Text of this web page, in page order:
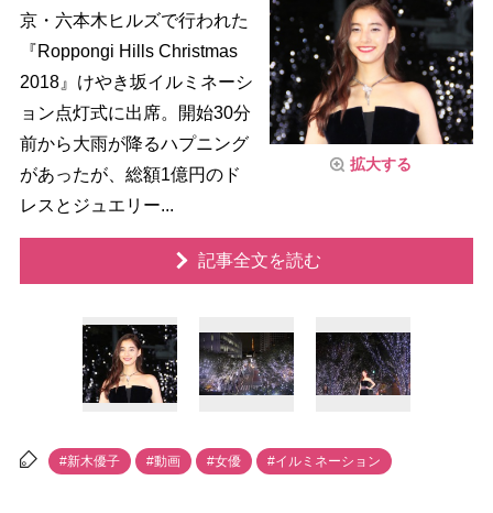
拡大する
京・六本木ヒルズで行われた
『Roppongi Hills Christmas
2018』けやき坂イルミネーシ
ョン点灯式に出席。開始30分
前から大雨が降るハプニング
があったが、総額1億円のド
レスとジュエリー...
記事全文を読む
#新木優子 #動画 #女優 #イルミネーション